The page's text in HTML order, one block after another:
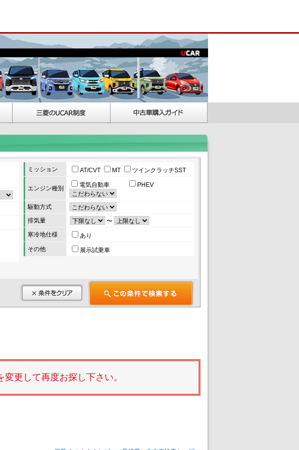
ミッション AT/CVT MT ツインクラッチSST
エンジン種別 電気自動車 PHEV
駆動方式
排気量
〜
寒冷地仕様
あり
その他
展示試乗車
更して再度お探し下さい。